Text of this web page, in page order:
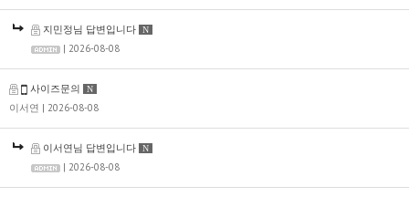
지민정님 답변입니다 N
| 2026-08-08
사이즈문의 N
이서연 | 2026-08-08
이서연님 답변입니다 N
| 2026-08-08